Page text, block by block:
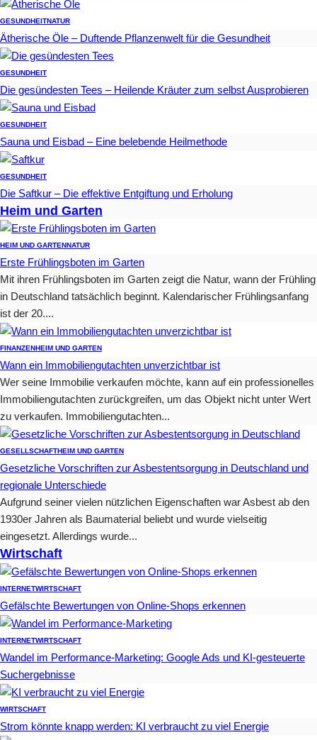
GESUNDHEITNATUR
Ätherische Öle – Duftende Pflanzenwelt für die Gesundheit
GESUNDHEIT
Die gesündesten Tees – Heilende Kräuter zum selbst Ausprobieren
GESUNDHEIT
Sauna und Eisbad – Eine belebende Heilmethode
GESUNDHEIT
Die Saftkur – Die effektive Entgiftung und Erholung
Heim und Garten
HEIM UND GARTEN NATUR
Erste Frühlingsboten im Garten
Mit ihren Frühlingsboten im Garten zeigt die Natur, wann der Frühling
in Deutschland tatsächlich beginnt. Kalendarischer Frühlingsanfang
ist der 20....
FINANZEN HEIM UND GARTEN
Wann ein Immobiliengutachten unverzichtbar ist
Wer seine Immobilie verkaufen möchte, kann auf ein professionelles
Immobiliengutachten zurückgreifen, um das Objekt nicht unter Wert
zu verkaufen. Immobiliengutachten...
GESELLSCHAFTHEIM UND GARTEN
Gesetzliche Vorschriften zur Asbestentsorgung in Deutschland und
regionale Unterschiede
Aufgrund seiner vielen nützlichen Eigenschaften war Asbest ab den
1930er Jahren als Baumaterial beliebt und wurde vielseitig
eingesetzt. Allerdings wurde...
Wirtschaft
INTERNETWIRTSCHAFT
Gefälschte Bewertungen von Online-Shops erkennen
INTERNETWIRTSCHAFT
Wandel im Performance-Marketing: Google Ads und KI-gesteuerte
Suchergebnisse
WIRTSCHAFT
Strom könnte knapp werden: KI verbraucht zu viel Energie